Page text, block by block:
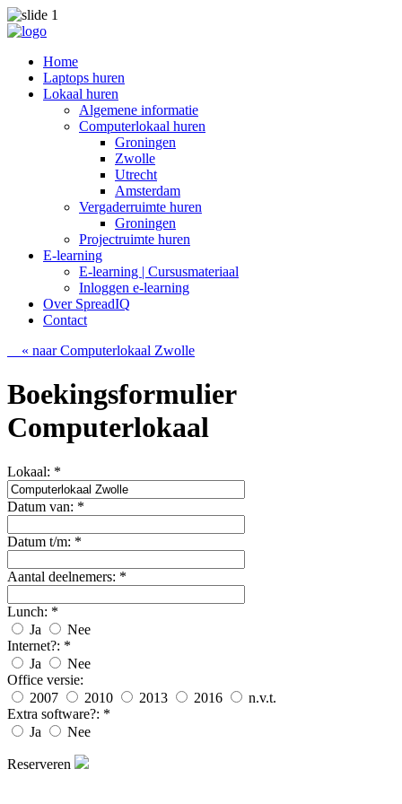
Home
Laptops huren
Lokaal huren
Algemene informatie
Computerlokaal huren
Groningen
Zwolle
Utrecht
Amsterdam
Vergaderruimte huren
Groningen
Projectruimte huren
E-learning
E-learning | Cursusmateriaal
Inloggen e-learning
Over SpreadIQ
Contact
« naar Computerlokaal Zwolle
Boekingsformulier
Computerlokaal
Lokaal: *
Datum van: *
Datum t/m: *
Aantal deelnemers: *
Lunch: *
Ja
Nee
Internet?: *
Ja
Nee
Office versie:
2007
2010 2013 2016
n.v.t.
Extra software?: *
Ja
Nee
Reserveren